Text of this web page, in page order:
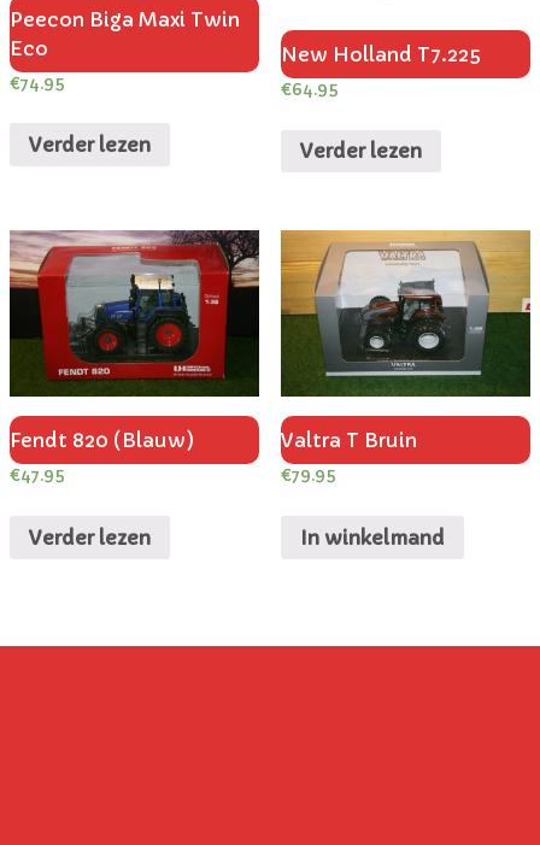
Peecon Biga Maxi Twin
Eco
€74.95
Verder lezen
New Holland T7.225
€64.95
Verder lezen
Fendt 820 (Blauw)
€47.95
Verder lezen
Valtra T Bruin
€79.95
In winkelmand